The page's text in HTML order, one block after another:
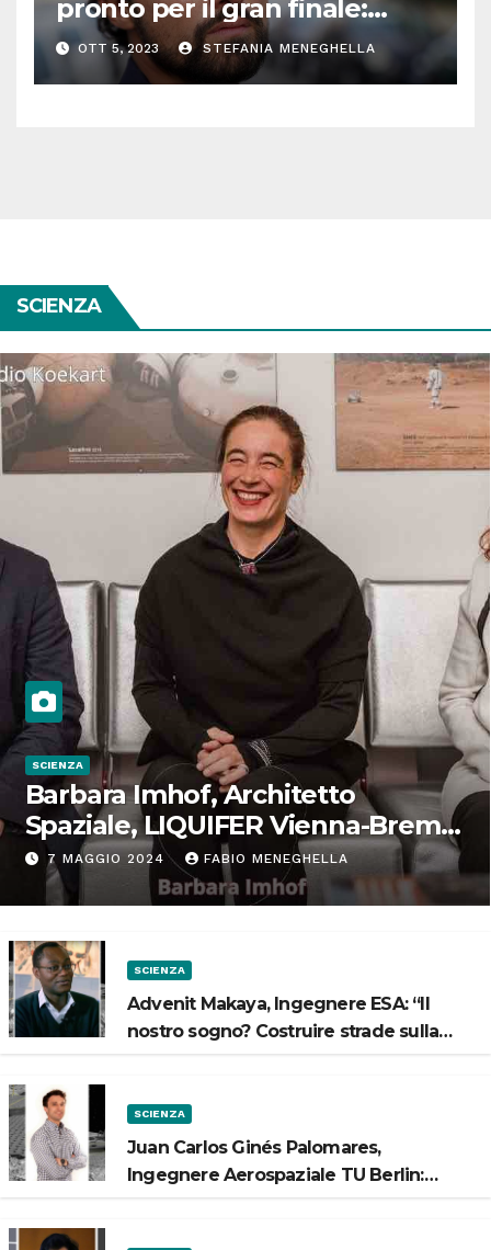
pronto per il gran finale:
parla Roberto Oliveri
OTT 5, 2023 STEFANIA MENEGHELLA
SCIENZA
SCIENZA
Barbara Imhof, Architetto
Spaziale, LIQUIFER Vienna-Brema:
“Progettiamo habitat per lo
Spazio”
7 MAGGIO 2024 FABIO MENEGHELLA
SCIENZA
Advenit Makaya, Ingegnere ESA: “Il
nostro sogno? Costruire strade sulla
SCIENZA
Juan Carlos Ginés Palomares,
Ingegnere Aerospaziale TU Berlin: